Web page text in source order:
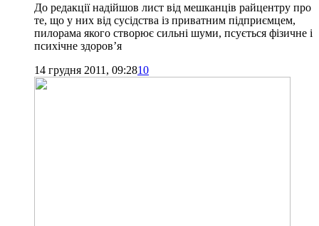
До редакції надійшов лист від мешканців райцентру про
те, що у них від сусідства із приватним підприємцем,
пилорама якого створює сильні шуми, псується фізичне і
психічне здоров’я
14 грудня 2011, 09:2810